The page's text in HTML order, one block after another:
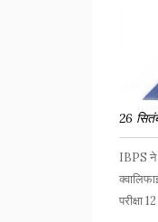
26
IBPS ने
परीक्षा